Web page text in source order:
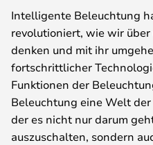
Intelligente Beleuchtung
revolutioniert, wie wir
denken und mit ihr
fortschrittlicher
Funktionen der
Beleuchtung eine Welt
der es nicht nur darum
auszuschalten, sondern